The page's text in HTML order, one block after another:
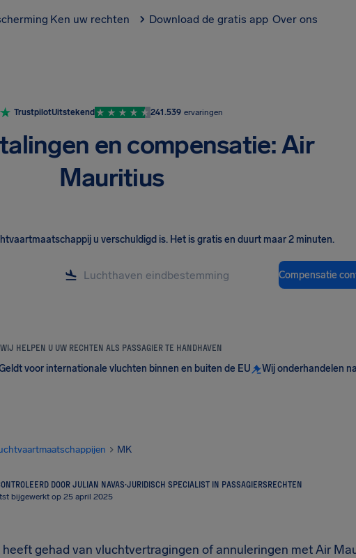
Ken uw rechten Download de gratis app Over ons
TrustpilotUitstekend 241.539 ervaringen
en compensatie: Air
Mauritius
u verschuldigd is. Het is gratis en duurt maar 2 minuten.
Compensatie
WIJ HELPEN U UW RECHTEN ALS PASSAGIER TE HANDHAVEN
voor internationale vluchten binnen en buiten de EU Wij onderhandelen
MK
DOOR JULIAN NAVAS·JURIDISCH SPECIALIST IN PASSAGIERSRECHTEN
bijgewerkt op 25 april 2025
heeft gehad van vluchtvertragingen of annuleringen met Air